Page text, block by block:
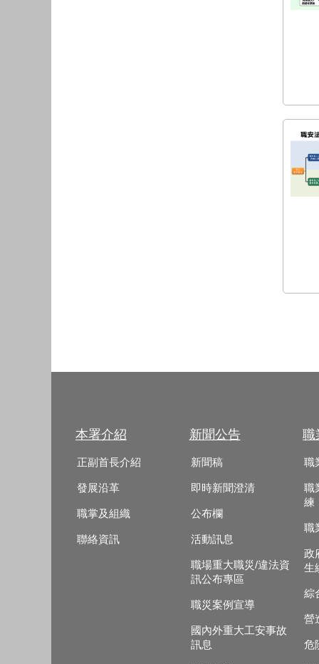
本署介紹
正副首長介紹
發展沿革
職掌及組織
聯絡資訊
新聞公告
新聞稿
即時新聞澄清
公布欄
活動訊息
職場重大職災/違法資
訊公布專區
職災案例宣導
國內外重大工安事故
訊息
職
職
職
練
職
政
生
綜
營
危